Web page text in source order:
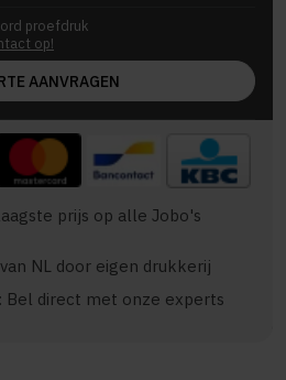
proefdruk
op!
AANVRAGEN
prijs op alle Jobo's
NL door eigen drukkerij
Bel direct met onze experts